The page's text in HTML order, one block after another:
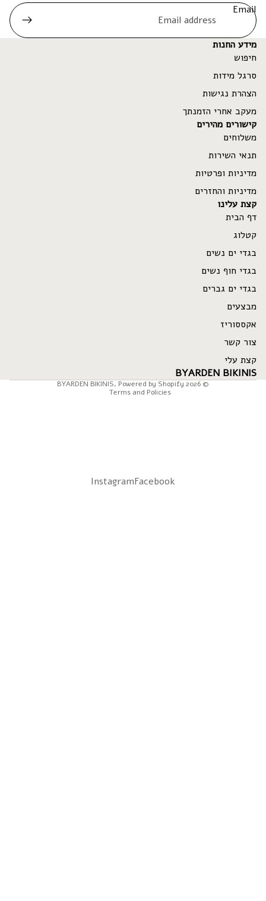
Email
מידע החנות
חיפוש
סרגל מידות
הצהרת נגישות
מעקב אחרי הזמנתך
קישורים מהירים
משלוחים
תנאי השירות
מדיניות ופרטיות
מדיניות והחזרים
קצת עלינו
דף הבית
קטלוג
בגדי ים נשים
בגדי חוף נשים
בגדי ים גברים
מבצעים
אקססוריז
צור קשר
קצת עלי
BYARDEN BIKINIS
© 2026
BYARDEN BIKINIS ,Powered by Shopify
Terms and Policies
Facebook
Instagram